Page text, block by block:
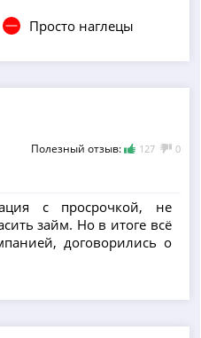
Просто наглецы
Полезный отзыв: 127 0
с просрочкой, не
займ. Но в итоге всё
договорились о